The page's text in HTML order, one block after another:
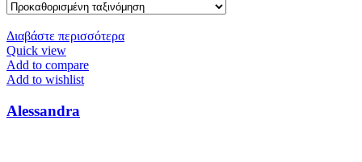
Διαβάστε περισσότερα
Quick view
Add to compare
Add to wishlist
Alessandra